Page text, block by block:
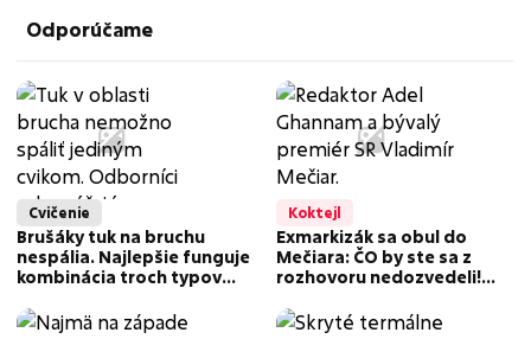
Odporúčame
Cvičenie
Brušáky tuk na bruchu
nespália. Najlepšie funguje
kombinácia troch typov
Koktejl
Exmarkizák sa obul do
Mečiara: ČO by ste sa z
rozhovoru nedozvedeli!